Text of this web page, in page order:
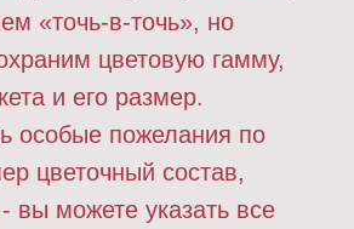
«точь-в-точь», но
цветовую гамму,
и его размер.
особые пожелания по
цветочный состав,
можете указать все